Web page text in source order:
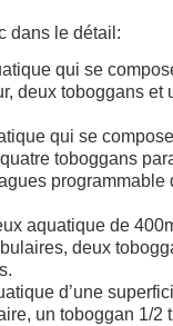
dans le détail:
qui se
deux toboggans et
qui se
toboggans
programmable
aquatique de
deux
d’une
un toboggan 1/2